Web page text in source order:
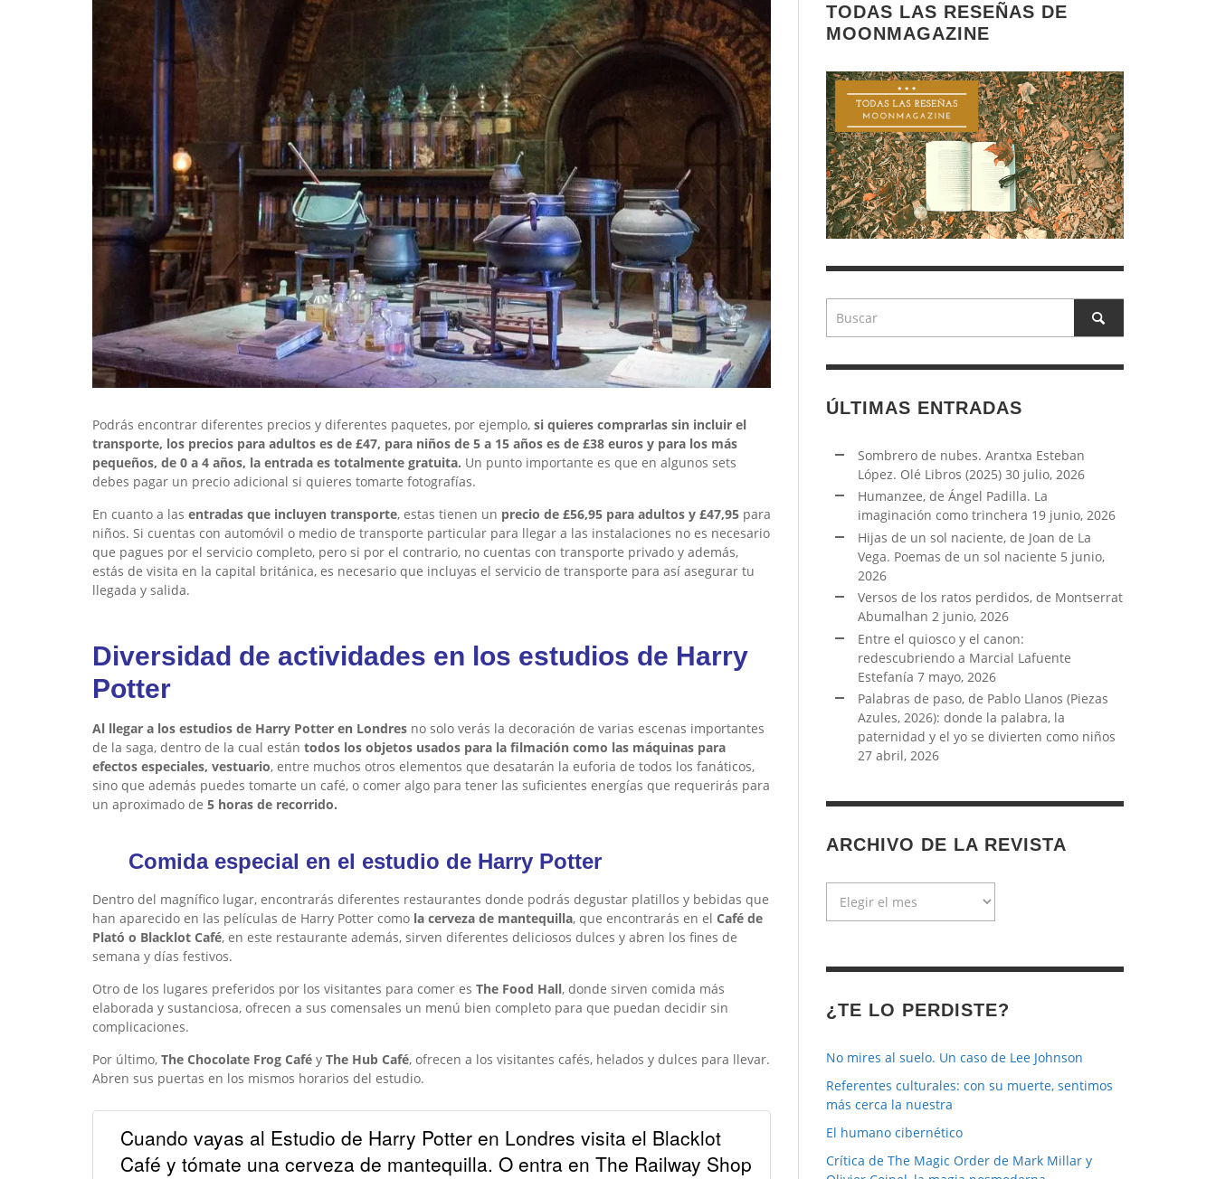
Podrás encontrar diferentes precios y diferentes paquetes, por ejemplo, si quieres comprarlas sin incluir el
transporte, los precios para adultos es de £47, para niños de 5 a 15 años es de £38 euros y para los más
pequeños, de 0 a 4 años, la entrada es totalmente gratuita. Un punto importante es que en algunos sets
debes pagar un precio adicional si quieres tomarte fotografías.
En cuanto a las entradas que incluyen transporte, estas tienen un precio de £56,95 para adultos y £47,95 para
niños. Si cuentas con automóvil o medio de transporte particular para llegar a las instalaciones no es necesario
que pagues por el servicio completo, pero si por el contrario, no cuentas con transporte privado y además,
estás de visita en la capital británica, es necesario que incluyas el servicio de transporte para así asegurar tu
llegada y salida.
Diversidad de actividades en los estudios de Harry
Potter
Al llegar a los estudios de Harry Potter en Londres no solo verás la decoración de varias escenas importantes
de la saga, dentro de la cual están todos los objetos usados para la filmación como las máquinas para
efectos especiales, vestuario, entre muchos otros elementos que desatarán la euforia de todos los fanáticos,
sino que además puedes tomarte un café, o comer algo para tener las suficientes energías que requerirás para
un aproximado de 5 horas de recorrido.
Comida especial en el estudio de Harry Potter
Dentro del magnífico lugar, encontrarás diferentes restaurantes donde podrás degustar platillos y bebidas que
han aparecido en las películas de Harry Potter como la cerveza de mantequilla, que encontrarás en el Café de
Plató o Blacklot Café, en este restaurante además, sirven diferentes deliciosos dulces y abren los fines de
semana y días festivos.
Otro de los lugares preferidos por los visitantes para comer es The Food Hall, donde sirven comida más
elaborada y sustanciosa, ofrecen a sus comensales un menú bien completo para que puedan decidir sin
complicaciones.
Por último, The Chocolate Frog Café y The Hub Café, ofrecen a los visitantes cafés, helados y dulces para llevar.
Abren sus puertas en los mismos horarios del estudio.
Cuando vayas al Estudio de Harry Potter en Londres visita el Blacklot
Café y tómate una cerveza de mantequilla. O entra en The Railway Shop
TODAS LAS RESEÑAS DE
MOONMAGAZINE
ÚLTIMAS ENTRADAS
Sombrero de nubes. Arantxa Esteban
López. Olé Libros (2025) 30 julio, 2026
Humanzee, de Ángel Padilla. La
imaginación como trinchera 19 junio, 2026
Hijas de un sol naciente, de Joan de La
Vega. Poemas de un sol naciente 5 junio,
2026
Versos de los ratos perdidos, de Montserrat
Abumalhan 2 junio, 2026
Entre el quiosco y el canon:
redescubriendo a Marcial Lafuente
Estefanía 7 mayo, 2026
Palabras de paso, de Pablo Llanos (Piezas
Azules, 2026): donde la palabra, la
paternidad y el yo se divierten como niños
27 abril, 2026
ARCHIVO DE LA REVISTA
¿TE LO PERDISTE?
No mires al suelo. Un caso de Lee Johnson
Referentes culturales: con su muerte, sentimos
más cerca la nuestra
El humano cibernético
Crítica de The Magic Order de Mark Millar y